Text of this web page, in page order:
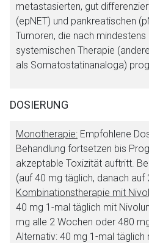
metastasierten, gut
(epNET) und pankreatischen
Tumoren, die nach mindestens
systemischen Therapie
als Somatostatinanaloga)
DOSIERUNG
Monotherapie: Empfohlene
Behandlung fortsetzen bis
akzeptable Toxizität auftritt.
(auf 40 mg täglich, danach auf
Kombinationstherapie mit
40 mg 1-mal täglich mit
mg alle 2 Wochen oder 480
Alternativ: 40 mg 1-mal täglich